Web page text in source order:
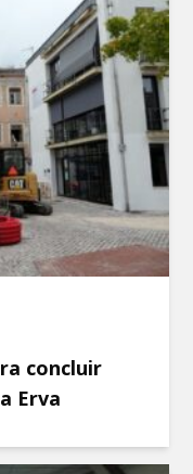
concluir
Erva